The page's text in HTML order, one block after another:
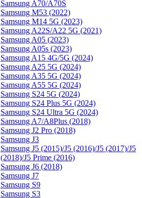
Samsung A70/A70S
Samsung M53 (2022)
Samsung M14 5G (2023)
Samsung A22S/A22 5G (2021)
Samsung A05 (2023)
Samsung A05s (2023)
Samsung A15 4G/5G (2024)
Samsung A25 5G (2024)
Samsung A35 5G (2024)
Samsung A55 5G (2024)
Samsung S24 5G (2024)
Samsung S24 Plus 5G (2024)
Samsung S24 Ultra 5G (2024)
Samsung A7/A8Plus (2018)
Samsung J2 Pro (2018)
Samsung J3
Samsung J5 (2015)/J5 (2016)/J5 (2017)/J5
(2018)/J5 Prime (2016)
Samsung J6 (2018)
Samsung J7
Samsung S9
Samsung S3